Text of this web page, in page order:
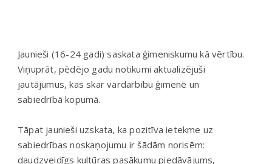
Jaunieši (16-24 gadi) saskata ģimeniskumu kā vērtību.
Viņuprāt, pēdējo gadu notikumi aktualizējuši
jautājumus, kas skar vardarbību ģimenē un
sabiedrībā kopumā.
Tāpat jaunieši uzskata, ka pozitīva ietekme uz
sabiedrības noskaņojumu ir šādām norisēm:
daudzveidīgs kultūras pasākumu piedāvājums,